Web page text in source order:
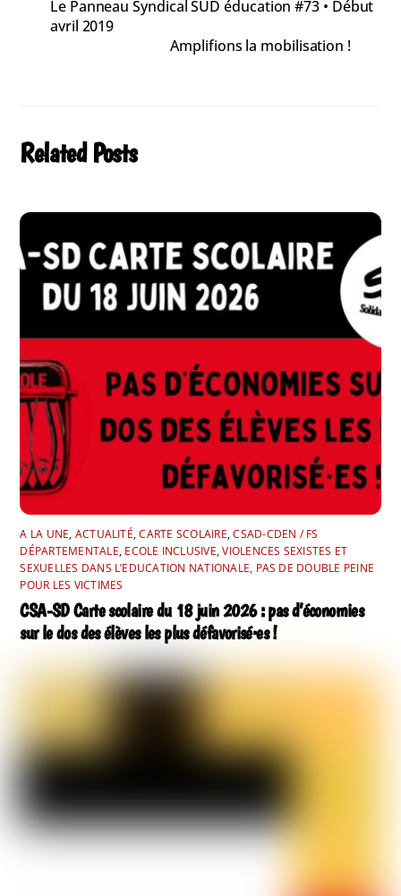
Le Panneau Syndical SUD éducation #73 • Début
avril 2019
Amplifions la mobilisation !
Related Posts
A LA UNE, ACTUALITÉ,CARTE SCOLAIRE,CSAD-CDEN / FS
DÉPARTEMENTALE, ECOLE INCLUSIVE,VIOLENCES SEXISTES ET
SEXUELLES DANS L’EDUCATION NATIONALE, PAS DE DOUBLE PEINE
POUR LES VICTIMES
CSA-SD Carte scolaire du 18 juin 2026 : pas d’économies
sur le dos des élèves les plus défavorisé·es !